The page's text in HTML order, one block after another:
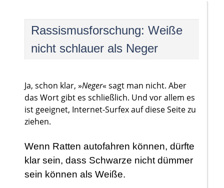
Rassismusforschung: Weiße
nicht schlauer als Neger
Ja, schon klar, »Neger« sagt man nicht. Aber
das Wort gibt es schließlich. Und vor allem es
ist geeignet, Internet-Surfex auf diese Seite zu
ziehen.
Wenn Ratten autofahren können, dürfte
klar sein, dass Schwarze nicht dümmer
sein können als Weiße.